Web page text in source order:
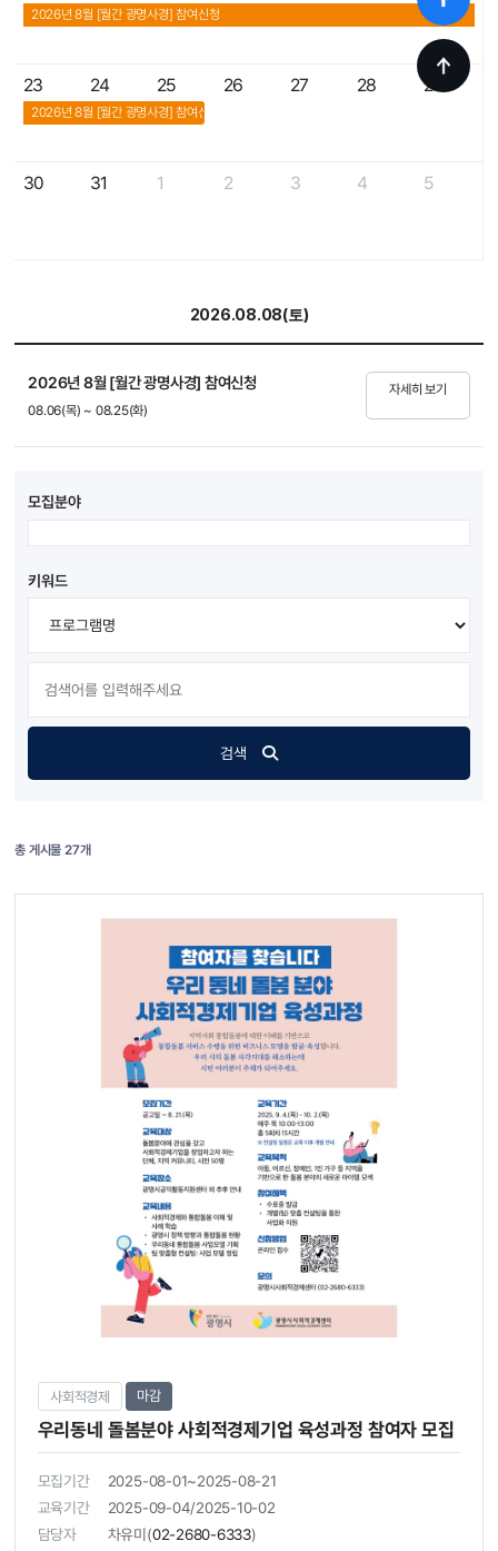
2026년 8월 [월간 광명사경] 참여신청
23
2026년 8월 [월간 광명사경] 참여신청
24 25 26 27 28 29
30 31 1 2 3 4 5
2026.08.08(토)
2026년 8월 [월간 광명사경] 참여신청
08.06(목) ~ 08.25(화)
자세히 보기
모집분야
키워드
검색
총 게시물 27개
사회적경제 마감
우리동네 돌봄분야 사회적경제기업 육성과정 참여자 모집
모집기간
2025-08-01~2025-08-21
교육기간
2025-09-04/2025-10-02
담당자
차유미(02-2680-6333)